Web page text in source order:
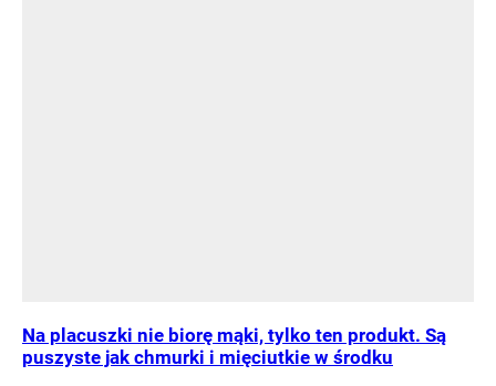
Na placuszki nie biorę mąki, tylko ten produkt. Są
puszyste jak chmurki i mięciutkie w środku